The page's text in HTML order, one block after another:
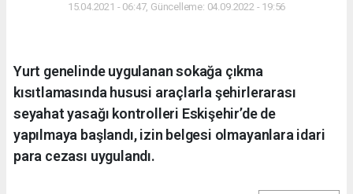
15.04.2021 - 06:47, Güncelleme: 04.09.2022 - 19:56
Yurt genelinde uygulanan sokağa çıkma
kısıtlamasında hususi araçlarla şehirlerarası
seyahat yasağı kontrolleri Eskişehir’de de
yapılmaya başlandı, izin belgesi olmayanlara idari
para cezası uygulandı.